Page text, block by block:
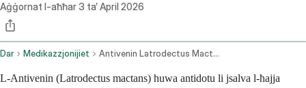
Aġġornat l-aħħar3 ta’ April 2026
Dar Medikazzjonijiet Antivenin Latrodectus Mactans Injection Route
L-Antivenin (Latrodectus mactans) huwa antidotu li jsalva l-ħajja